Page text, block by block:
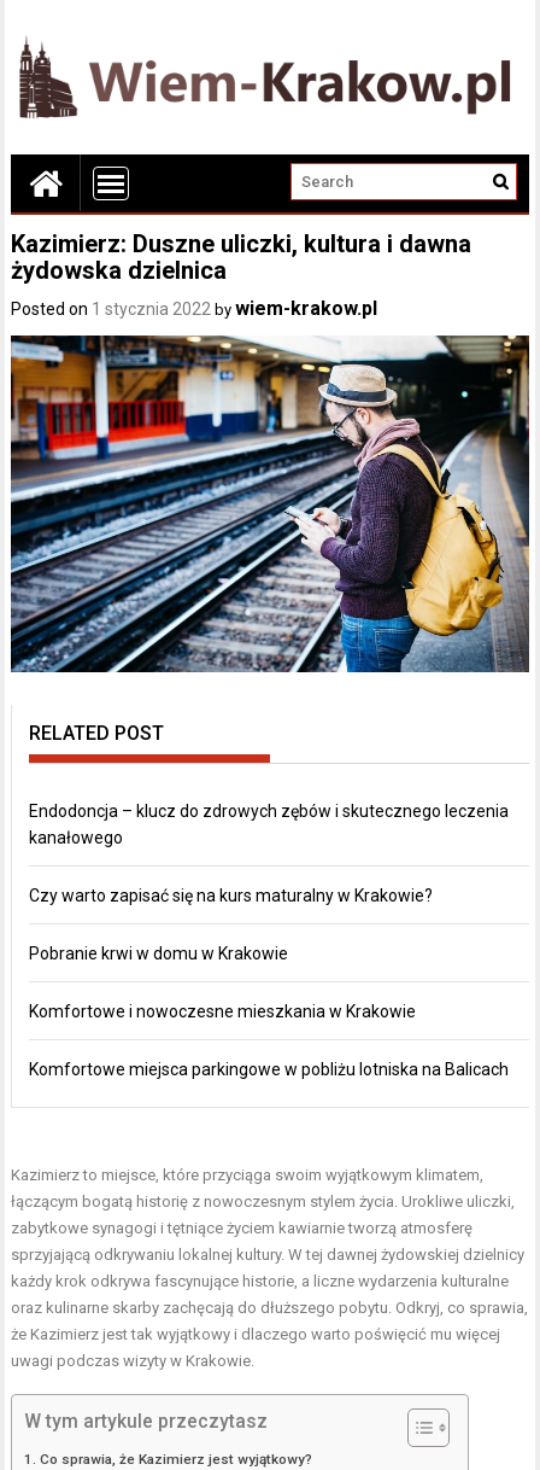
Kazimierz: Duszne uliczki, kultura i dawna
żydowska dzielnica
Posted on 1 stycznia 2022 bywiem-krakow.pl
RELATED POST
Endodoncja – klucz do zdrowych zębów i skutecznego leczenia
kanałowego
Czy warto zapisać się na kurs maturalny w Krakowie?
Pobranie krwi w domu w Krakowie
Komfortowe i nowoczesne mieszkania w Krakowie
Komfortowe miejsca parkingowe w pobliżu lotniska na Balicach
Kazimierz to miejsce, które przyciąga swoim wyjątkowym klimatem,
łączącym bogatą historię z nowoczesnym stylem życia. Urokliwe uliczki,
zabytkowe synagogi i tętniące życiem kawiarnie tworzą atmosferę
sprzyjającą odkrywaniu lokalnej kultury. W tej dawnej żydowskiej dzielnicy
każdy krok odkrywa fascynujące historie, a liczne wydarzenia kulturalne
oraz kulinarne skarby zachęcają do dłuższego pobytu. Odkryj, co sprawia,
że Kazimierz jest tak wyjątkowy i dlaczego warto poświęcić mu więcej
uwagi podczas wizyty w Krakowie.
W tym artykule przeczytasz
Co sprawia, że Kazimierz jest wyjątkowy?